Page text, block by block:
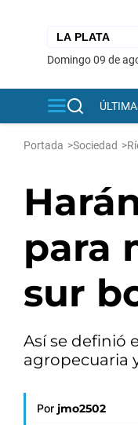
domingo 09 de
Portada >Sociedad >
para
sur
Así se definió
agropecuaria
Por jmo2502